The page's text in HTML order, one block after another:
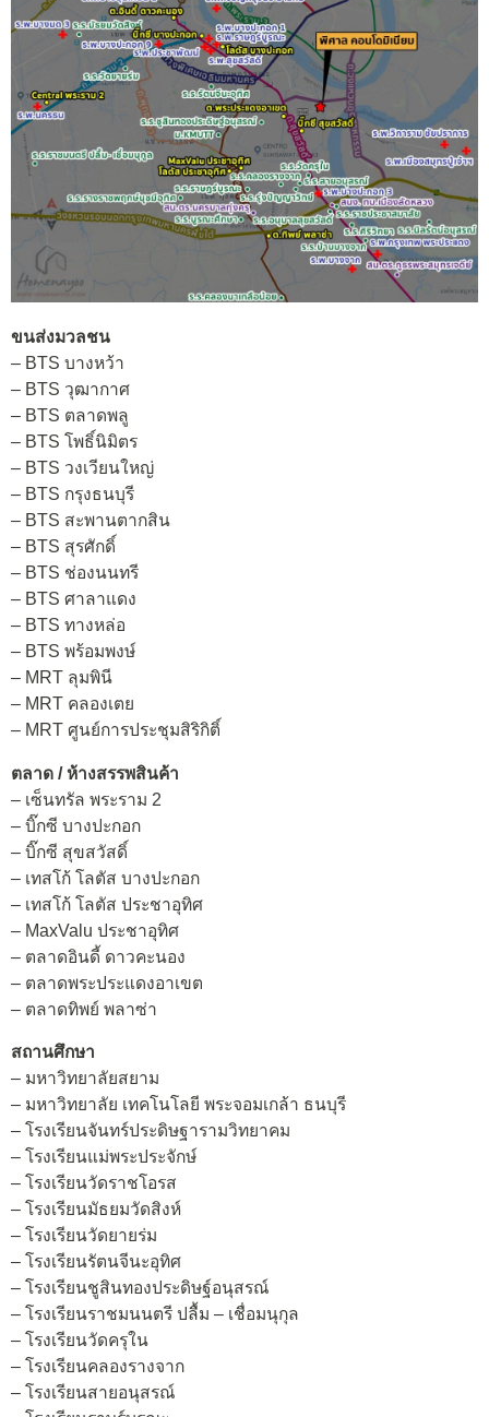
ขนส่งมวลชน
– BTS บางหว้า
– BTS วุฒากาศ
– BTS ตลาดพลู
– BTS โพธิ์นิมิตร
– BTS วงเวียนใหญ่
– BTS กรุงธนบุรี
– BTS สะพานตากสิน
– BTS สุรศักดิ์
– BTS ช่องนนทรี
– BTS ศาลาแดง
– BTS ทางหล่อ
– BTS พร้อมพงษ์
– MRT ลุมพินี
– MRT คลองเตย
– MRT ศูนย์การประชุมสิริกิติ์
ตลาด / ห้างสรรพสินค้า
– เซ็นทรัล พระราม 2
– บิ๊กซี บางปะกอก
– บิ๊กซี สุขสวัสดิ์
– เทสโก้ โลตัส บางปะกอก
– เทสโก้ โลตัส ประชาอุทิศ
– MaxValu ประชาอุทิศ
– ตลาดอินดี้ ดาวคะนอง
– ตลาดพระประแดงอาเขต
– ตลาดทิพย์ พลาซ่า
สถานศึกษา
– มหาวิทยาลัยสยาม
– มหาวิทยาลัย เทคโนโลยี พระจอมเกล้า ธนบุรี
– โรงเรียนจันทร์ประดิษฐารามวิทยาคม
– โรงเรียนแม่พระประจักษ์
– โรงเรียนวัดราชโอรส
– โรงเรียนมัธยมวัดสิงห์
– โรงเรียนวัดยายร่ม
– โรงเรียนรัตนจีนะอุทิศ
– โรงเรียนชูสินทองประดิษฐ์อนุสรณ์
– โรงเรียนราชมนนตรี ปลื้ม – เชื่อมนุกุล
– โรงเรียนวัดครุใน
– โรงเรียนคลองรางจาก
– โรงเรียนสายอนุสรณ์